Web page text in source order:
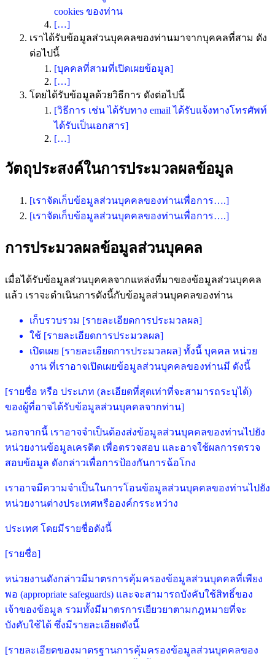
cookies ของท่าน
[…]
เราได้รับข้อมูลส่วนบุคคลของท่านมาจากบุคคลที่สาม ดัง
ต่อไปนี้
[บุคคลที่สามที่เปิดเผยข้อมูล]
[…]
โดยได้รับข้อมูลด้วยวิธีการ ดังต่อไปนี้
[วิธีการ เช่น ได้รับทาง email ได้รับแจ้งทางโทรศัพท์
ได้รับเป็นเอกสาร]
[…]
วัตถุประสงค์ในการประมวลผลข้อมูล
[เราจัดเก็บข้อมูลส่วนบุคคลของท่านเพื่อการ….]
[เราจัดเก็บข้อมูลส่วนบุคคลของท่านเพื่อการ….]
การประมวลผลข้อมูลส่วนบุคคล
เมื่อได้รับข้อมูลส่วนบุคคลจากแหล่งที่มาของข้อมูลส่วนบุคคล
แล้ว เราจะดำเนินการดังนี้กับข้อมูลส่วนบุคคลของท่าน
เก็บรวบรวม [รายละเอียดการประมวลผล]
ใช้ [รายละเอียดการประมวลผล]
เปิดเผย [รายละเอียดการประมวลผล] ทั้งนี้ บุคคล หน่วย
งาน ที่เราอาจเปิดเผยข้อมูลส่วนบุคคลของท่านมี ดังนี้
[รายชื่อ หรือ ประเภท (ละเอียดที่สุดเท่าที่จะสามารถระบุได้)
ของผู้ที่อาจได้รับข้อมูลส่วนบุคคลจากท่าน]
นอกจากนี้ เราอาจจำเป็นต้องส่งข้อมูลส่วนบุคคลของท่านไปยัง
หน่วยงานข้อมูลเครดิต เพื่อตรวจสอบ และอาจใช้ผลการตรวจ
สอบข้อมูล ดังกล่าวเพื่อการป้องกันการฉ้อโกง
เราอาจมีความจำเป็นในการโอนข้อมูลส่วนบุคคลของท่านไปยัง
หน่วยงานต่างประเทศหรือองค์กรระหว่าง
ประเทศ โดยมีรายชื่อดังนี้
[รายชื่อ]
หน่วยงานดังกล่าวมีมาตรการคุ้มครองข้อมูลส่วนบุคคลที่เพียง
พอ (appropriate safeguards) และจะสามารถบังคับใช้สิทธิ์ของ
เจ้าของข้อมูล รวมทั้งมีมาตรการเยียวยาตามกฎหมายที่จะ
บังคับใช้ได้ ซึ่งมีรายละเอียดดังนี้
[รายละเอียดของมาตรฐานการคุ้มครองข้อมูลส่วนบุคคลของ